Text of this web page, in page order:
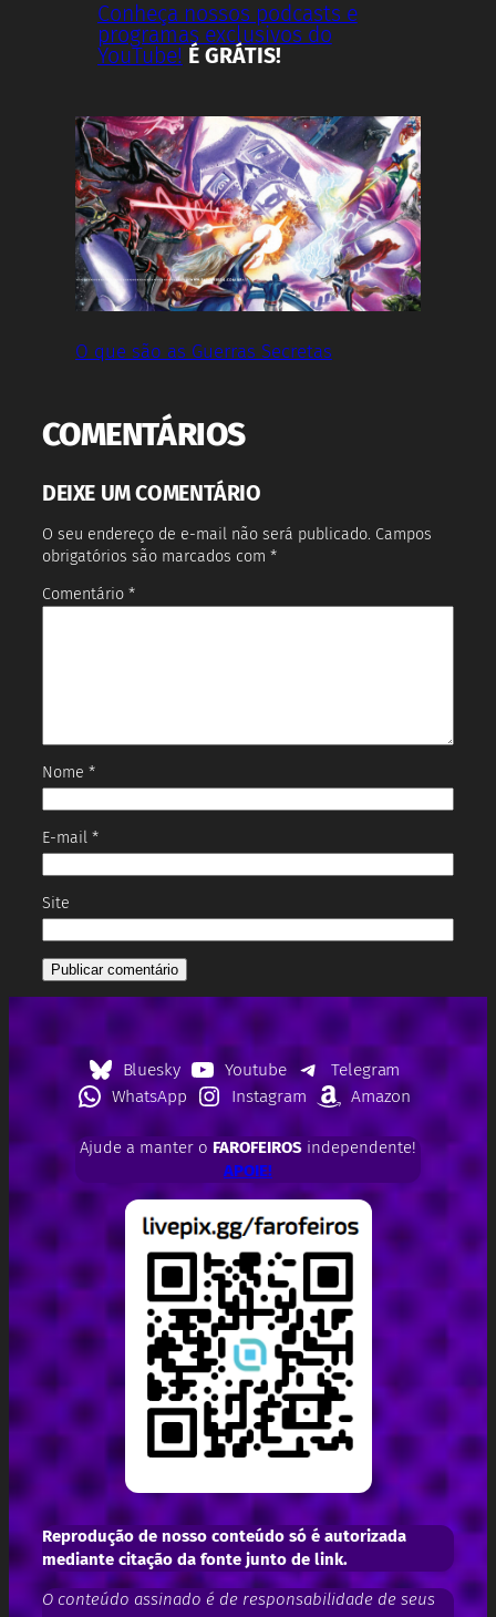
Conheça nossos podcasts e
programas exclusivos do
YouTube! É GRÁTIS!
O que são as Guerras Secretas
COMENTÁRIOS
DEIXE UM COMENTÁRIO
O seu endereço de e-mail não será publicado. Campos
obrigatórios são marcados com *
Comentário *
Nome *
E-mail *
Site
Bluesky Youtube
Telegram
WhatsApp
Instagram Amazon
Ajude a manter o FAROFEIROSindependente!
APOIE!
Reprodução de nosso conteúdo só é autorizada
mediante citação da fonte junto de link.
O conteúdo assinado é de responsabilidade de seus